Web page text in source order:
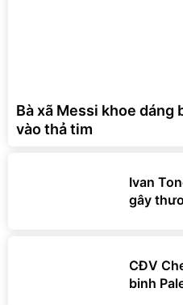
Bà xã Messi khoe dáng
vào thả tim
Ivan
gây
CĐV
binh